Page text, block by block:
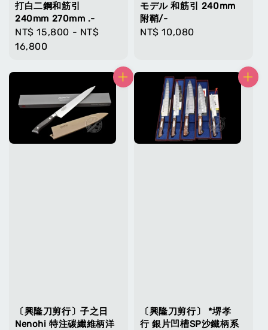
打白二鋼和筋引
240mm 270mm .-
Regular
price
NT$ 15,800 - NT$
16,800
モデル 和筋引 240mm
附鞘/-
Regular
NT$ 10,080
〔興隆刀剪行〕子之日
Nenohi 特注碳纖維柄洋
〔興隆刀剪行〕 *堺孝
行 銀片凹槽SP沙鐵柄系